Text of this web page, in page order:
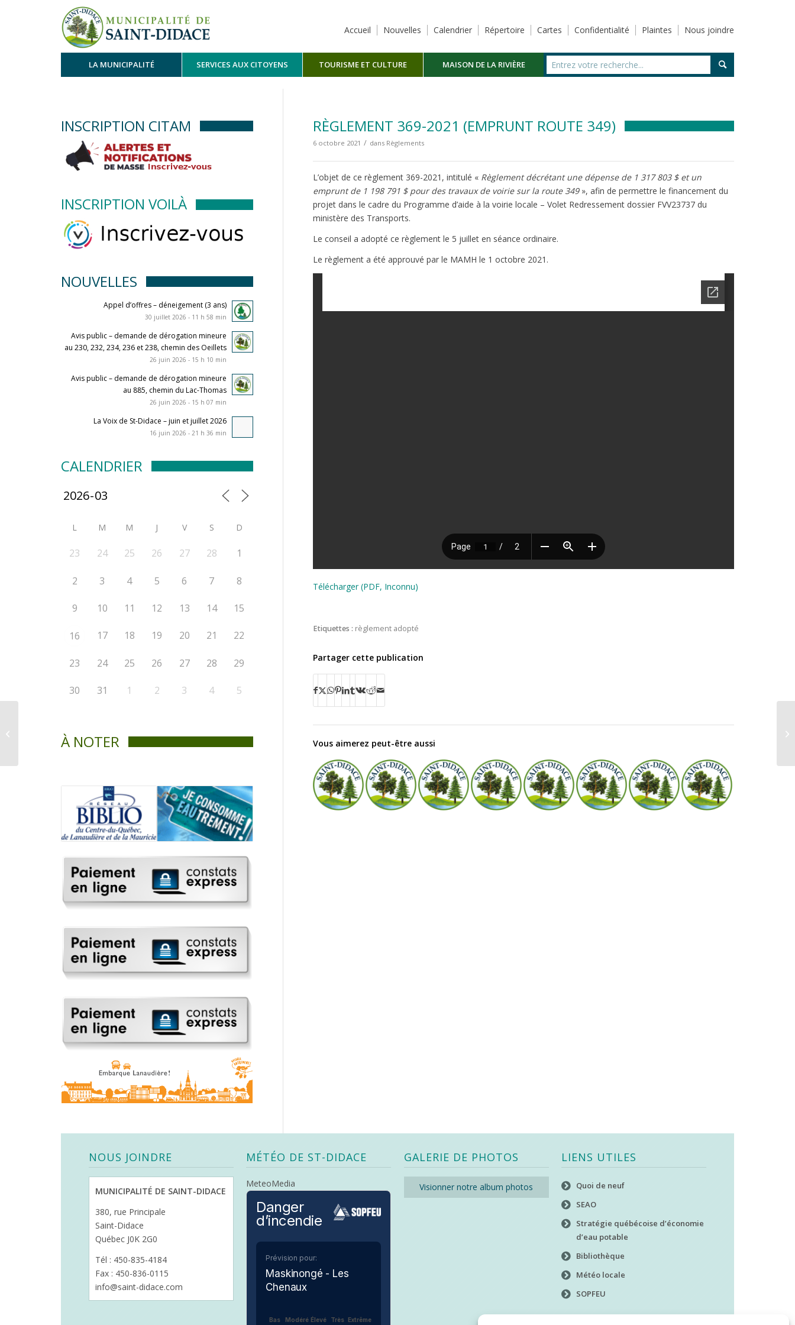
Accueil Nouvelles Calendrier Répertoire Cartes Confidentialité Plaintes Nous joindre
LA MUNICIPALITÉ SERVICES AUX CITOYENS TOURISME ET CULTURE MAISON DE LA RIVIÈRE
RÈGLEMENT 369-2021 (EMPRUNT ROUTE 349)
6 octobre 2021 / dans Règlements
L’objet de ce règlement 369-2021, intitulé « Règlement décrétant une dépense de 1 317 803 $ et un
emprunt de 1 198 791 $ pour des travaux de voirie sur la route 349 », afin de permettre le financement du
projet dans le cadre du Programme d’aide à la voirie locale – Volet Redressement dossier FVV23737 du
ministère des Transports.
Le conseil a adopté ce règlement le 5 juillet en séance ordinaire.
Le règlement a été approuvé par le MAMH le 1 octobre 2021.
Télécharger (PDF, Inconnu)
Etiquettes : règlement adopté
Partager cette publication
Vous aimerez peut-être aussi
INSCRIPTION CITAM
INSCRIPTION VOILÀ
NOUVELLES
Appel d’offres – déneigement (3 ans)
30 juillet 2026 - 11 h 58 min
Avis public – demande de dérogation mineure
au 230, 232, 234, 236 et 238, chemin des Oeillets
26 juin 2026 - 15 h 10 min
Avis public – demande de dérogation mineure
au 885, chemin du Lac-Thomas
26 juin 2026 - 15 h 07 min
La Voix de St-Didace – juin et juillet 2026
16 juin 2026 - 21 h 36 min
CALENDRIER
L M M J V S D
23 24 25 26 27 28 1
2 3 4 5 6 7 8
9 10 11 12 13 14 15
16 17 18 19 20 21 22
23 24 25 26 27 28 29
30 31 1 2 3 4 5
À NOTER
NOUS JOINDRE
MUNICIPALITÉ DE SAINT-DIDACE
380, rue Principale
Saint-Didace
Québec J0K 2G0
Tél : 450-835-4184
Fax : 450-836-0115
info@saint-didace.com
MÉTÉO DE ST-DIDACE
MeteoMedia
Danger
d’incendie
Prévision pour:
Maskinongé - Les
Chenaux
Bas Modéré Élevé Très Extrême
GALERIE DE PHOTOS
Visionner notre album photos
LIENS UTILES
Quoi de neuf
SEAO
Stratégie québécoise d’économie
d’eau potable
Bibliothèque
Météo locale
SOPFEU
2021, 370-2021 et 371-